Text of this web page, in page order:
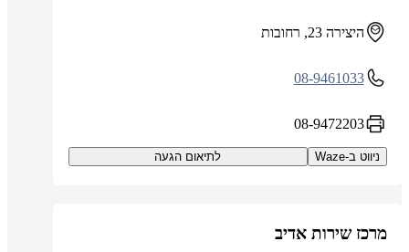
היצירה 23, רחובות
08-9461033
08-9472203
ניווט ב-Waze לתיאום הגעה
מרכז שירות אדיב